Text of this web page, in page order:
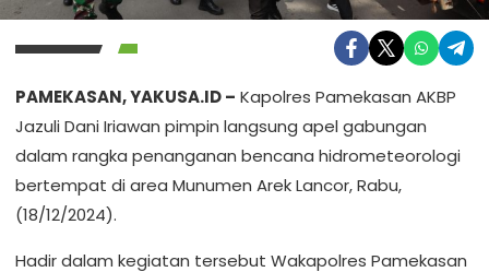
PAMEKASAN, YAKUSA.ID – Kapolres Pamekasan AKBP
Jazuli Dani Iriawan pimpin langsung apel gabungan
dalam rangka penanganan bencana hidrometeorologi
bertempat di area Munumen Arek Lancor, Rabu,
(18/12/2024).
Hadir dalam kegiatan tersebut Wakapolres Pamekasan